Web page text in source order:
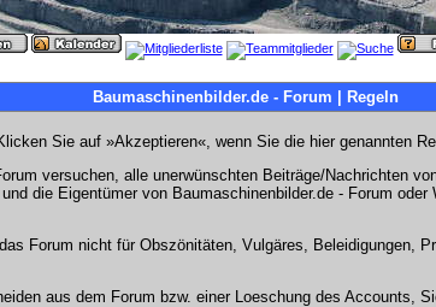
Baumaschinenbilder.de - Forum | Regeln
Sie auf »Akzeptieren«, wenn Sie die hier genannten
versuchen, alle unerwünschten Beiträge/Nachrichten
die Eigentümer von Baumaschinenbilder.de - Forum
Forum nicht für Obszönitäten, Vulgäres, Beleidigungen,
aus dem Forum bzw. einer Loeschung des Accounts,